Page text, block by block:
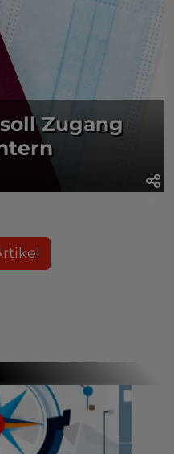
Zugang